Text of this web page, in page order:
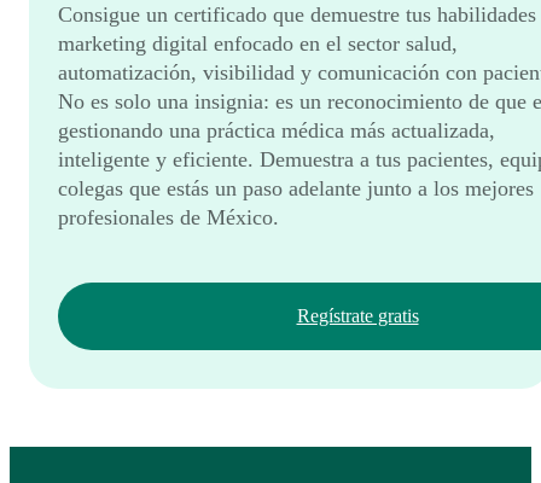
Consigue un certificado que demuestre tus habilidades
marketing digital enfocado en el sector salud,
automatización, visibilidad y comunicación con
No es solo una insignia: es un reconocimiento de que
gestionando una práctica médica más actualizada,
inteligente y eficiente. Demuestra a tus pacientes,
colegas que estás un paso adelante junto a los mejores
profesionales de México.
Regístrate gratis